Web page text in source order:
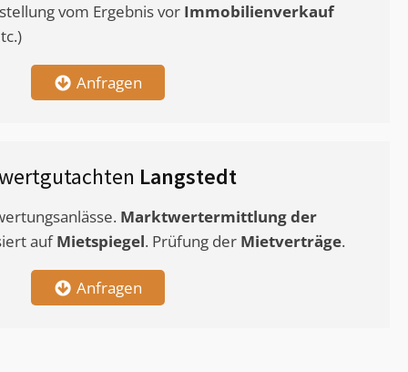
vom Ergebnis vor Immobilienverkauf
Anfragen
Langstedt
Marktwertermittlungder
aufMietspiegel. Prüfung der Mietverträge.
Anfragen